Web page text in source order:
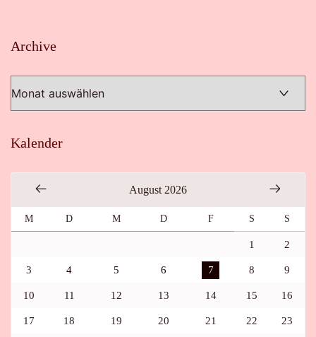
Archive
Kalender
August 2026
M D M D F S S
1 2
3 4 5 6 7 8 9
10 11 12 13 14 15 16
17 18 19 20 21 22 23